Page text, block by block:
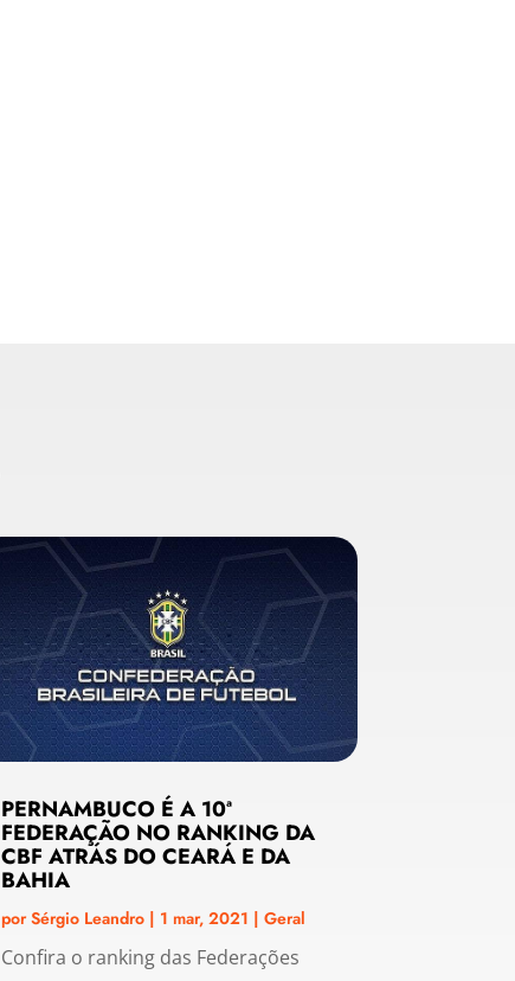
PERNAMBUCO É A 10ª
FEDERAÇÃO NO RANKING DA
CBF ATRÁS DO CEARÁ E DA
BAHIA
porSérgio Leandro| 1 mar, 2021 | Geral
Confira o ranking das Federações